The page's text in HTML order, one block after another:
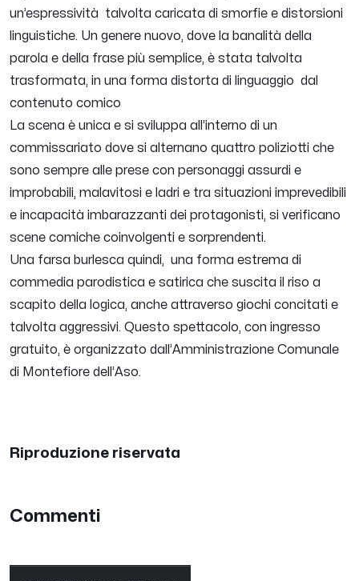
un’espressività talvolta caricata di smorfie e distorsioni
linguistiche. Un genere nuovo, dove la banalità della
parola e della frase più semplice, è stata talvolta
trasformata, in una forma distorta di linguaggio dal
contenuto comico
La scena è unica e si sviluppa all’interno di un
commissariato dove si alternano quattro poliziotti che
sono sempre alle prese con personaggi assurdi e
improbabili, malavitosi e ladri e tra situazioni imprevedibili
e incapacità imbarazzanti dei protagonisti, si verificano
scene comiche coinvolgenti e sorprendenti.
Una farsa burlesca quindi, una forma estrema di
commedia parodistica e satirica che suscita il riso a
scapito della logica, anche attraverso giochi concitati e
talvolta aggressivi. Questo spettacolo, con ingresso
gratuito, è organizzato dall’Amministrazione Comunale
di Montefiore dell’Aso.
Riproduzione riservata
Commenti